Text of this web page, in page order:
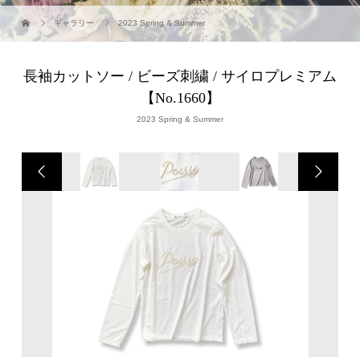
ギャラリー 2023 Spring & Summer
長袖カットソー / ビーズ刺繍 / サイロプレミアム
【No.1660】
2023 Spring & Summer